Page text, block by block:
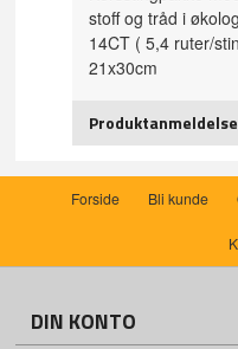
stoff og tråd i
14CT ( 5,4 ruter/
21x30cm
Forside Bli kunde
DIN KONTO